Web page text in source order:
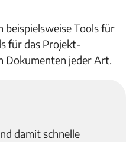
beispielsweise Tools für
für das Projekt-
Dokumenten jeder Art.
damit schnelle